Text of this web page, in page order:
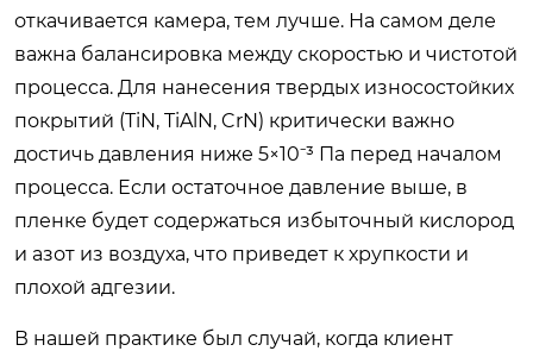
откачивается камера, тем лучше. На самом деле
важна балансировка между скоростью и чистотой
процесса. Для нанесения твердых износостойких
покрытий (TiN, TiAlN, CrN) критически важно
достичь давления ниже 5×10⁻³ Па перед началом
процесса. Если остаточное давление выше, в
пленке будет содержаться избыточный кислород
и азот из воздуха, что приведет к хрупкости и
плохой адгезии.
В нашей практике был случай, когда клиент